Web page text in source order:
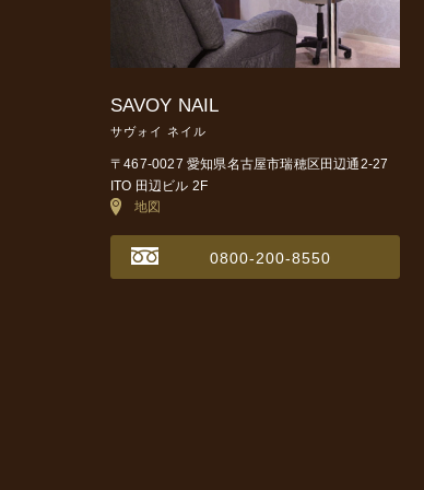
SAVOY NAIL
サヴォイ ネイル
〒467-0027 愛知県名古屋市瑞穂区田辺通2-27
ITO 田辺ビル 2F
地図
0800-200-8550